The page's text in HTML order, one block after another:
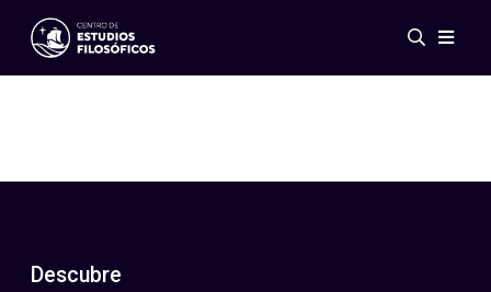
Eventos
ES
EN
Descubre